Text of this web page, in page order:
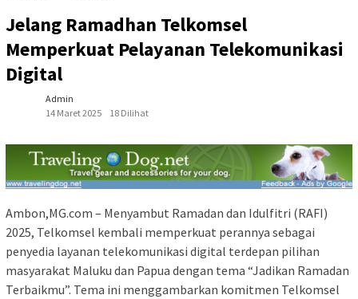
Jelang Ramadhan Telkomsel
Memperkuat Pelayanan Telekomunikasi
Digital
Admin
14 Maret 2025
18 Dilihat
Ambon,MG.com – Menyambut Ramadan dan Idulfitri (RAFI)
2025, Telkomsel kembali memperkuat perannya sebagai
penyedia layanan telekomunikasi digital terdepan pilihan
masyarakat Maluku dan Papua dengan tema “Jadikan Ramadan
Terbaikmu”. Tema ini menggambarkan komitmen Telkomsel